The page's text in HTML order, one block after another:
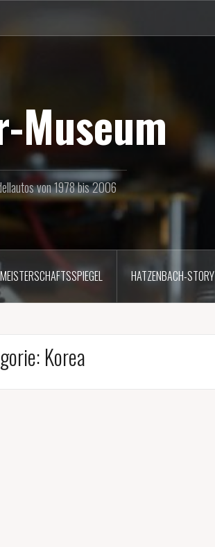
Museum
von 1978 bis 2006
MEISTERSCHAFTSSPIEGEL HATZENBACH-STORY
Korea